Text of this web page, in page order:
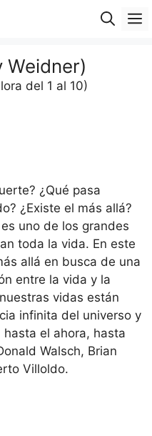
Weidner)
del 1 al 10)
¿Qué pasa
¿Existe el más allá?
uno de los grandes
toda la vida. En este
allá en busca de una
entre la vida y la
vidas están
infinita del universo y
el ahora, hasta
Walsch, Brian
Villoldo.